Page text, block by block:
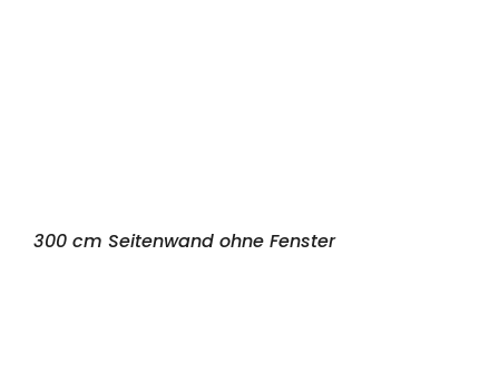
300 cm Seitenwand ohne Fenster